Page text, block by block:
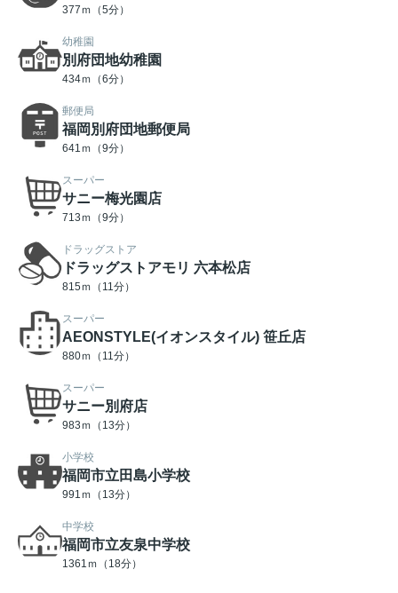
377ｍ（5分）
幼稚園
別府団地幼稚園
434ｍ（6分）
郵便局
福岡別府団地郵便局
641ｍ（9分）
スーパー
サニー梅光園店
713ｍ（9分）
ドラッグストア
ドラッグストアモリ 六本松店
815ｍ（11分）
スーパー
AEONSTYLE(イオンスタイル) 笹丘店
880ｍ（11分）
スーパー
サニー別府店
983ｍ（13分）
小学校
福岡市立田島小学校
991ｍ（13分）
中学校
福岡市立友泉中学校
1361ｍ（18分）